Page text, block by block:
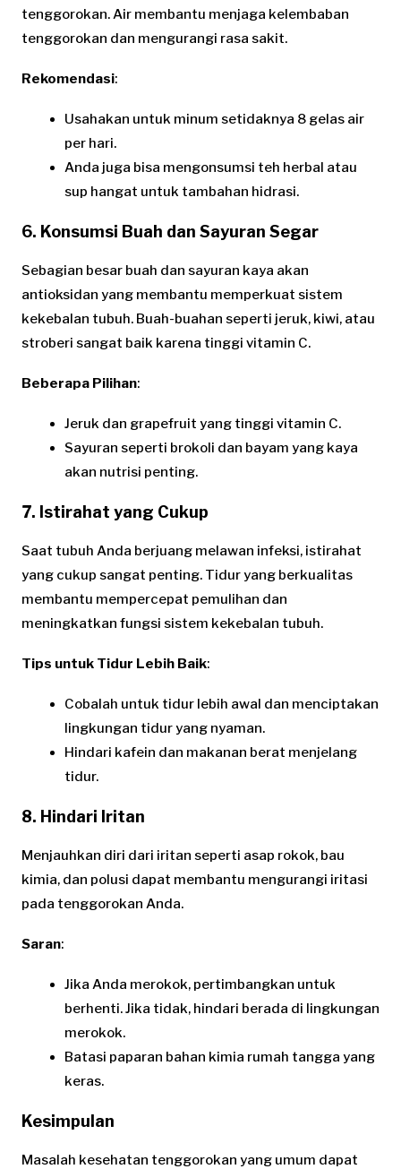
tenggorokan. Air membantu menjaga kelembaban
tenggorokan dan mengurangi rasa sakit.
Rekomendasi:
Usahakan untuk minum setidaknya 8 gelas air
per hari.
Anda juga bisa mengonsumsi teh herbal atau
sup hangat untuk tambahan hidrasi.
6. Konsumsi Buah dan Sayuran Segar
Sebagian besar buah dan sayuran kaya akan
antioksidan yang membantu memperkuat sistem
kekebalan tubuh. Buah-buahan seperti jeruk, kiwi, atau
stroberi sangat baik karena tinggi vitamin C.
Beberapa Pilihan:
Jeruk dan grapefruit yang tinggi vitamin C.
Sayuran seperti brokoli dan bayam yang kaya
akan nutrisi penting.
7. Istirahat yang Cukup
Saat tubuh Anda berjuang melawan infeksi, istirahat
yang cukup sangat penting. Tidur yang berkualitas
membantu mempercepat pemulihan dan
meningkatkan fungsi sistem kekebalan tubuh.
Tips untuk Tidur Lebih Baik:
Cobalah untuk tidur lebih awal dan menciptakan
lingkungan tidur yang nyaman.
Hindari kafein dan makanan berat menjelang
tidur.
8. Hindari Iritan
Menjauhkan diri dari iritan seperti asap rokok, bau
kimia, dan polusi dapat membantu mengurangi iritasi
pada tenggorokan Anda.
Saran:
Jika Anda merokok, pertimbangkan untuk
berhenti. Jika tidak, hindari berada di lingkungan
merokok.
Batasi paparan bahan kimia rumah tangga yang
keras.
Kesimpulan
Masalah kesehatan tenggorokan yang umum dapat